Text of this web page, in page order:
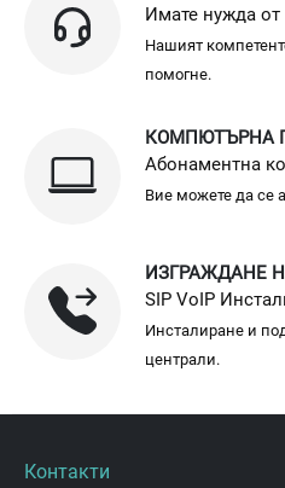
Имате нужда
Нашият
помогне.
КОМПЮТЪРНА
Абонаментна
Вие можете да се
ИЗГРАЖДАНЕ
SIP VoIP
Инсталиране и
централи.
Контакти